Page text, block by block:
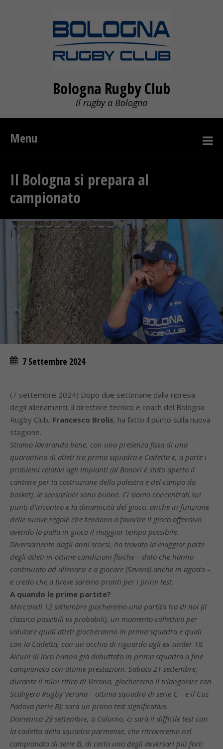
Bologna Rugby Club
il rugby a Bologna
Menu
Il Bologna si prepara al
campionato
7 Settembre 2024
(7 settembre 2024) Dopo due settimane dalla ripresa
degli allenamenti, il direttore tecnico e coach del Bologna
Rugby Club, Francesco Brolis, ha fatto il punto sulla nuova
stagione.
Stiamo lavorando bene, con una presenza fissa di una
quarantina di atleti tra prima squadra e Cadetta e, a parte i
problemi relativi agli impianti (al Bonori è stato aperto il
cantiere per la costruzione della palestra e del campo da
basket), le sensazioni sono buone. Ci siamo concentrati sui
punti d’incontro e la dinamicità del gioco, anche in funzione
delle nuove regole che tendono a favorire il gioco offensivo
avendo la palla in gioco il maggior tempo possibile.
Diversamente dagli anni scorsi, ho trovato la maggior parte
degli atleti in ottime condizioni fisiche – dato che hanno
continuato ad allenarsi e a giocare (Sevens) anche in agosto –
e credo che a breve saremo pronti per i primi test.
A quando le prime partite?
Mercoledì 12 settembre giocheremo una partita tra di noi (il
classico possibili vs probabili), un momento collettivo per
valutare quali atleti giocheranno in prima squadra e quali
con la Cadetta, con un occhio di riguardo agli ex-under 18.
Alcuni di loro hanno già debuttato in prima squadra a fine
campionato con ottime prestazioni. Sabato 21 settembre,
durante il mini ritiro di Verona, giocheremo il triangolare con
Scaligera Rugby Verona – ottima squadra di serie C – e il Cus
Padova (serie B): sarà un primo test significativo.
Domenica 29 settembre, a Colorno, ci sarà il difficile test con
la cadetta della squadra parmense, che ritroveremo nel
campionato di serie B, di certo uno degli avversari più forti